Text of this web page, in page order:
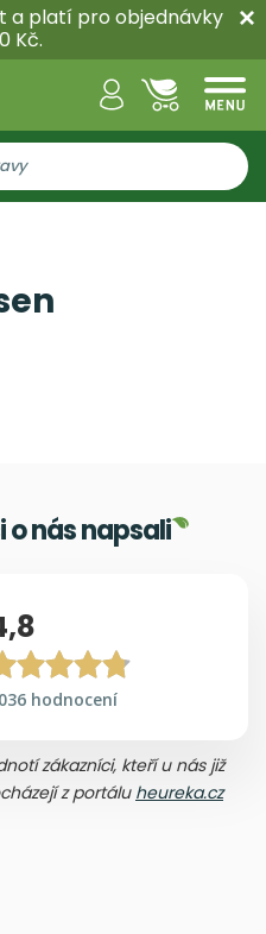
a platí pro objednávky
Kč.
o nás napsali
hodnocení
zákazníci, kteří u nás již
z portálu heureka.cz